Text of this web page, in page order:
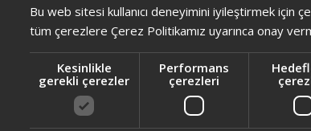
Türk Kahve Makinesi taşmayı önleyen sistem
Kahve Makinesi salep kullanımına uygun
Türk Kahve Makinesi kimyasal ürünler ile
Bu web sitesi kullanıcı deneyimini iyileştirmek için
tüm çerezlere Çerez Politikamız uyarınca onay
Kesinlikle
gerekli çerezler
Performans
çerezleri